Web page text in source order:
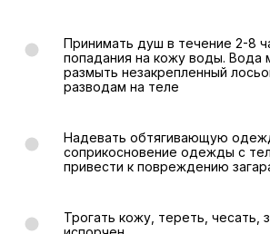
Принимать душ в течение 2-8
попадания на кожу воды. Вода
размыть незакрепленный
разводам на теле
Надевать обтягивающую
соприкосновение одежды с
привести к повреждению
Трогать кожу, тереть, чесать,